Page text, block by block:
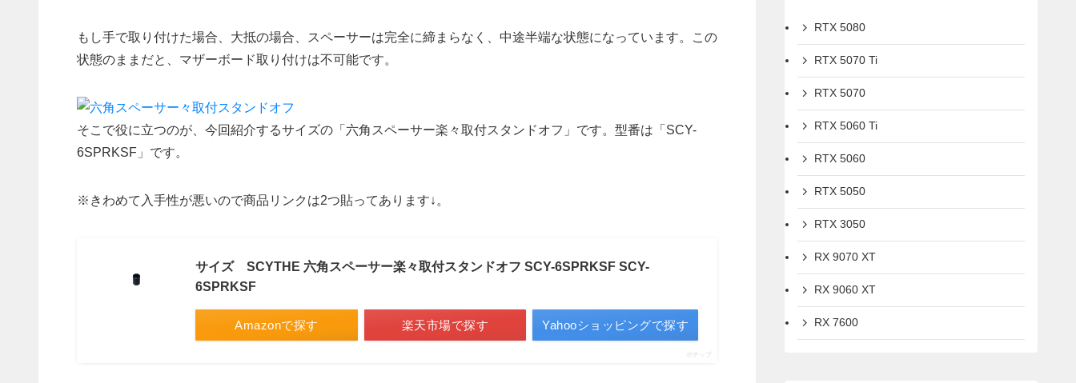
もし手で取り付けた場合、大抵の場合、スペーサーは完全に締まらなく、中途半端な状態になっています。この
状態のままだと、マザーボード取り付けは不可能です。
そこで役に立つのが、今回紹介するサイズの「六角スペーサー楽々取付スタンドオフ」です。型番は「SCY-
6SPRKSF」です。
※きわめて入手性が悪いので商品リンクは2つ貼ってあります↓。
サイズ SCYTHE 六角スペーサー楽々取付スタンドオフ SCY-6SPRKSF SCY-
6SPRKSF
Amazonで探す 楽天市場で探す Yahooショッピングで探す
ポチップ
RTX 5080
RTX 5070 Ti
RTX 5070
RTX 5060 Ti
RTX 5060
RTX 5050
RTX 3050
RX 9070 XT
RX 9060 XT
RX 7600